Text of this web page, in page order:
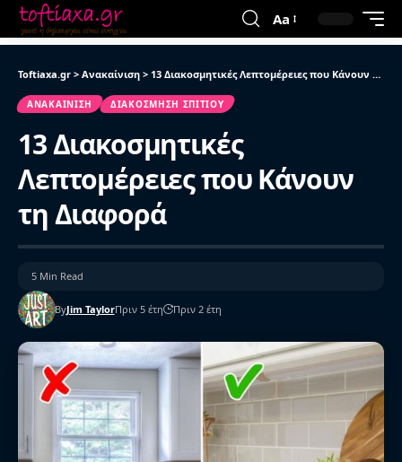
Aa
Toftiaxa.gr > Ανακαίνιση > 13 Διακοσμητικές Λεπτομέρειες που Κάνουν τη Διαφορά
ΑΝΑΚΑΊΝΙΣΗ ΔΙΑΚΌΣΜΗΣΗ ΣΠΙΤΙΟΎ
13 Διακοσμητικές
Λεπτομέρειες που Κάνουν
τη Διαφορά
ByJim TaylorΠριν 5 έτη Πριν 2 έτη
5 Min Read